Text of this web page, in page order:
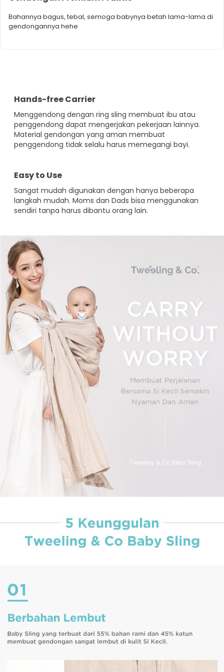
dan bahu
Bahannya bagus, tebal, semoga babynya betah lama-lama di
gendongannya hehe
Hands-free Carrier
Menggendong dengan ring sling membuat ibu atau
penggendong dapat mengerjakan pekerjaan lainnya.
Material gendongan yang aman membuat
penggendong tidak selalu harus memegangi bayi.
Easy to Use
Sangat mudah digunakan dengan hanya beberapa
langkah mudah. Moms dan Dads bisa menggunakan
sendiri tanpa harus dibantu orang lain.